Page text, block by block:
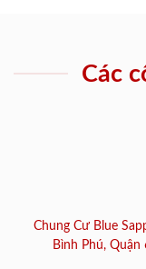
Các
Chung Cư Blue
Bình Phú, Quận